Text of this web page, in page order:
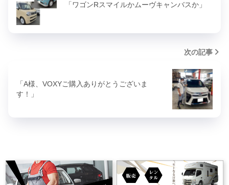
「ワゴンRスマイルかムーヴキャンバスか」
次の記事
「A様、VOXYご購入ありがとうございま
す！」